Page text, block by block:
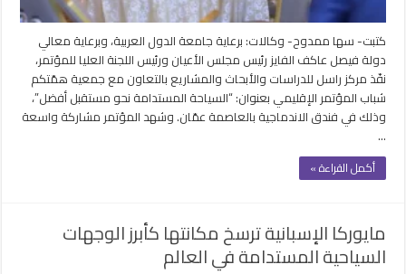
كتبت- سها ممدوح- وكالات: برعاية جامعة الدول العربية، وبرعاية معالي
دولة فيصل عاكف الفايز رئيس مجلس الأعيان ورئيس اللجنة العليا للمؤتمر،
نفّذ مركز راسل للدراسات والأبحاث والمشاريع بالتعاون مع جمعية همّتكم
شباب المؤتمر الإقليمي بعنوان: “السياحة المستدامة نحو مستقبل أفضل”،
وذلك في فندق الاندماجية بالعاصمة عمّان. وشهد المؤتمر مشاركة واسعة
…
أكمل القراءة »
مايوركا الإسبانية ترسخ مكانتها كأبرز الوجهات
السياحية المستدامة في العالم